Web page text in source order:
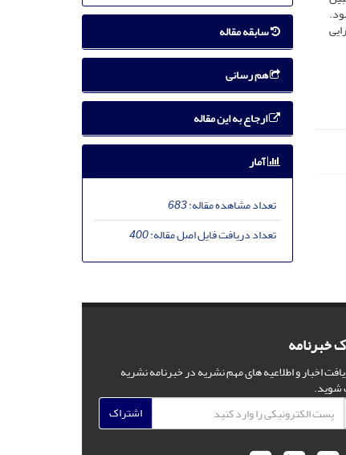
سابقه مقاله
هم رسانی
ارجاع به این مقاله
آمار
تعداد مشاهده مقاله:683
تعداد دریافت فایل اصل مقاله:400
خبرنامه
اخبار و اطلاعیه های مهم نشریه در خبرنامه نشریه
اشتراک